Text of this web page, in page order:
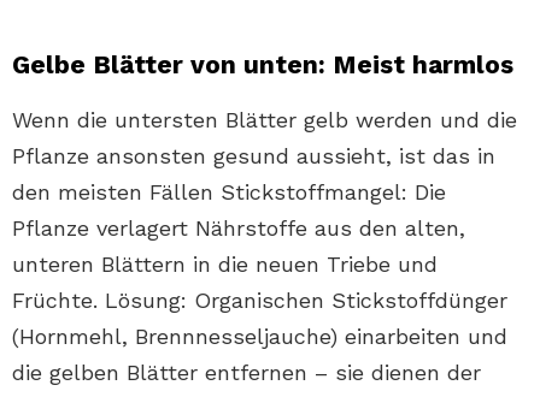
Gelbe Blätter von unten: Meist harmlos
Wenn die untersten Blätter gelb werden und die
Pflanze ansonsten gesund aussieht, ist das in
den meisten Fällen Stickstoffmangel: Die
Pflanze verlagert Nährstoffe aus den alten,
unteren Blättern in die neuen Triebe und
Früchte. Lösung: Organischen Stickstoffdünger
(Hornmehl, Brennnesseljauche) einarbeiten und
die gelben Blätter entfernen – sie dienen der